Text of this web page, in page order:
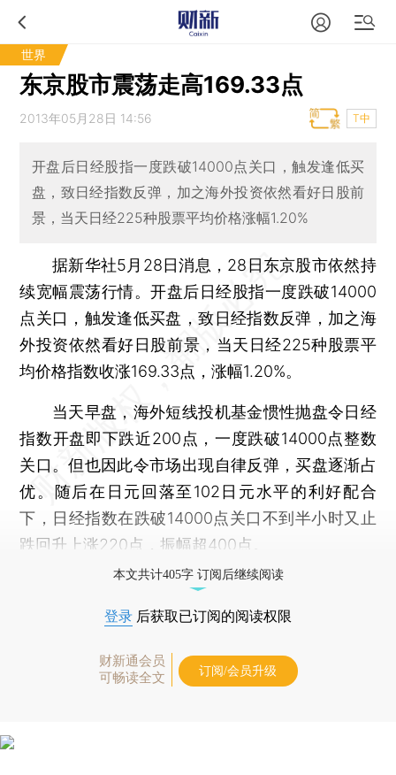
世界
东京股市震荡走高169.33点
2013年05月28日 14:56 T中
开盘后日经股指一度跌破14000点关口，触发逢低买
盘，致日经指数反弹，加之海外投资依然看好日股前
景，当天日经225种股票平均价格涨幅1.20%
据新华社5月28日消息，28日东京股市依然持
续宽幅震荡行情。开盘后日经股指一度跌破14000
点关口，触发逢低买盘，致日经指数反弹，加之海
外投资依然看好日股前景，当天日经225种股票平
均价格指数收涨169.33点，涨幅1.20%。
当天早盘，海外短线投机基金惯性抛盘令日经
指数开盘即下跌近200点，一度跌破14000点整数
关口。但也因此令市场出现自律反弹，买盘逐渐占
优。随后在日元回落至102日元水平的利好配合
下，日经指数在跌破14000点关口不到半小时又止
跌回升上涨220点，振幅超400点。
本文共计405字 订阅后继续阅读
登录 后获取已订阅的阅读权限
财新通会员
可畅读全文
订阅/会员升级